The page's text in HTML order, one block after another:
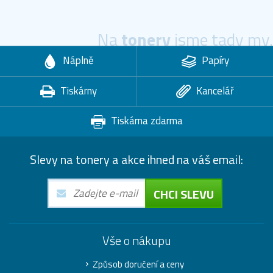
Natoneryjsme tady my.
Náplně
Papíry
Tiskárny
Kancelář
Tiskárna zdarma
Slevy na tonery a akce ihned na váš email:
CHCI SLEVU
Vše o nákupu
Způsob doručení a ceny